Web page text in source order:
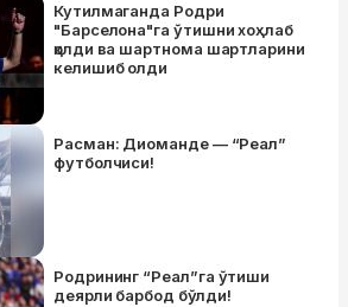
Кутилмаганда Родри
"Барселона"га ўтишни хоҳлаб
қолди ва шартнома шартларини
келишиб олди
Расман: Диоманде — “Реал”
футболчиси!
Родрининг “Реал”га ўтиши
деярли барбод бўлди!